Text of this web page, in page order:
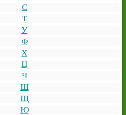
С
Т
У
Ф
Х
Ц
Ч
Ш
Щ
Ю